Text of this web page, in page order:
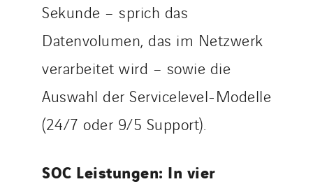
Sekunde – sprich das
Datenvolumen, das im Netzwerk
verarbeitet wird – sowie die
Auswahl der Servicelevel-Modelle
(24/7 oder 9/5 Support).
SOC Leistungen: In vier